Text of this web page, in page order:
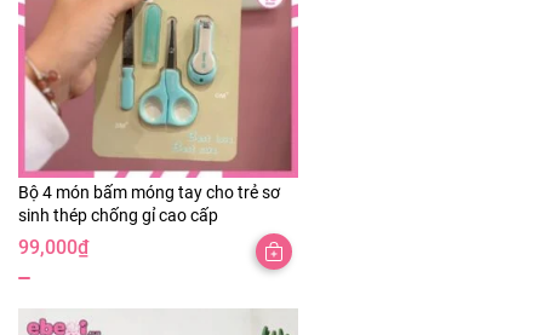
Bộ 4 món bấm móng tay cho trẻ sơ
sinh thép chống gỉ cao cấp
99,000₫